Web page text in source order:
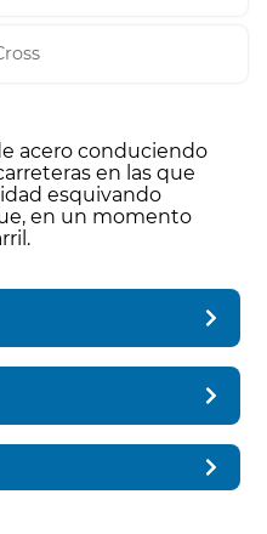
acero conduciendo
en las que
esquivando
en un momento